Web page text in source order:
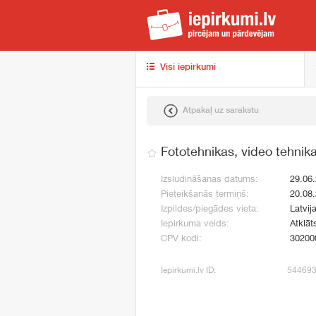
Visi iepirkumi
Atpakaļ uz sarakstu
Fototehnikas, video
Izsludināšanas datums:
Pieteikšanās termiņš:
Izpildes/piegādes vieta:
Iepirkuma veids:
CPV kodi:
Iepirkumi.lv ID: